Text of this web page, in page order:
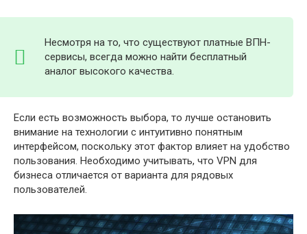
Несмотря на то, что существуют платные ВПН-
сервисы, всегда можно найти бесплатный
аналог высокого качества.
Если есть возможность выбора, то лучше остановить
внимание на технологии с интуитивно понятным
интерфейсом, поскольку этот фактор влияет на удобство
пользования. Необходимо учитывать, что VPN для
бизнеса отличается от варианта для рядовых
пользователей.